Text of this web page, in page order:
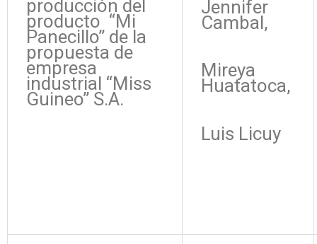
producción del
producto “Mi
Panecillo” de la
propuesta de
empresa
industrial “Miss
Guineo” S.A.
Jennifer
Cambal,
Mireya
Huatatoca,
Luis Licuy